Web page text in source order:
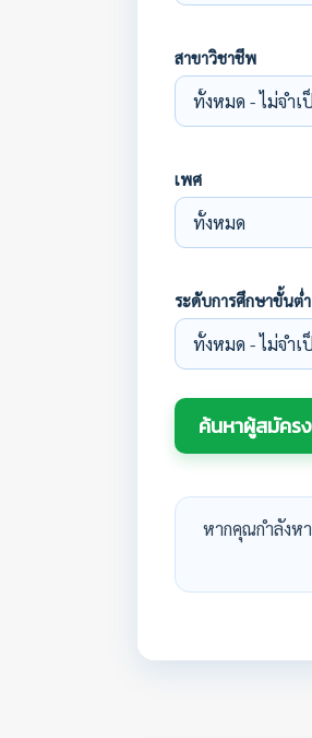
สาขาวิชาชีพ
เพศ
ระดับการศึกษาขั้นต่ำ
หากคุณกำลังห